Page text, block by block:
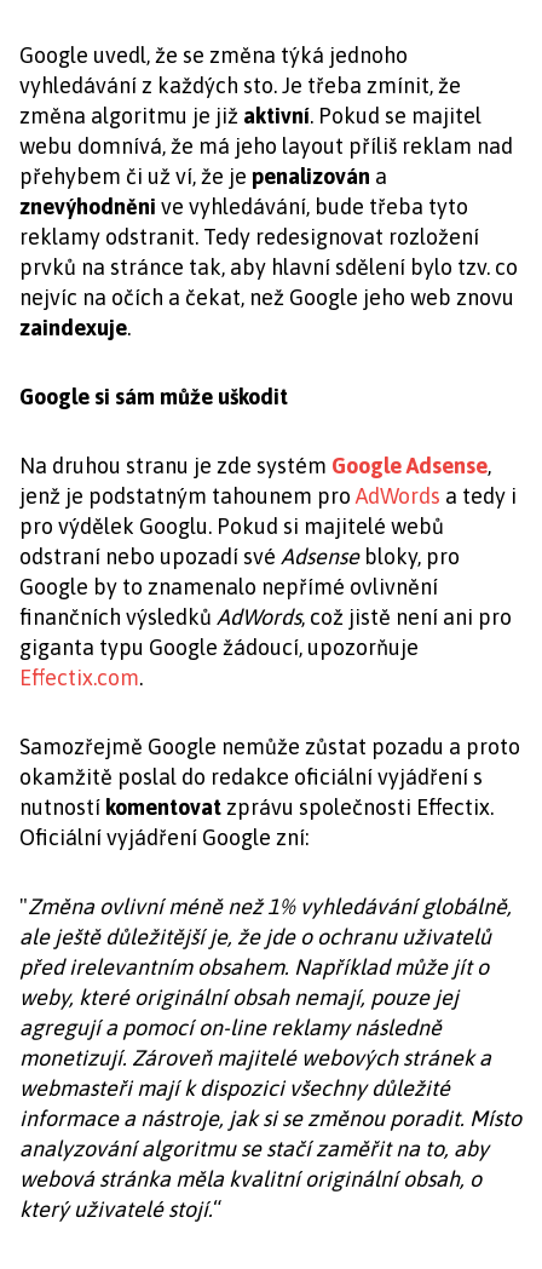
Google uvedl, že se změna týká jednoho
vyhledávání z každých sto. Je třeba zmínit, že
změna algoritmu je již aktivní. Pokud se majitel
webu domnívá, že má jeho layout příliš reklam nad
přehybem či už ví, že je penalizován a
znevýhodněni ve vyhledávání, bude třeba tyto
reklamy odstranit. Tedy redesignovat rozložení
prvků na stránce tak, aby hlavní sdělení bylo tzv. co
nejvíc na očích a čekat, než Google jeho web znovu
zaindexuje.
Google si sám může uškodit
Na druhou stranu je zde systém Google Adsense,
jenž je podstatným tahounem pro AdWords a tedy i
pro výdělek Googlu. Pokud si majitelé webů
odstraní nebo upozadí své Adsensebloky, pro
Google by to znamenalo nepřímé ovlivnění
finančních výsledků AdWords, což jistě není ani pro
giganta typu Google žádoucí, upozorňuje
Effectix.com.
Samozřejmě Google nemůže zůstat pozadu a proto
okamžitě poslal do redakce oficiální vyjádření s
nutností komentovat zprávu společnosti Effectix.
Oficiální vyjádření Google zní:
"Změna ovlivní méně než 1% vyhledávání globálně,
ale ještě důležitější je, že jde o ochranu uživatelů
před irelevantním obsahem. Například může jít o
weby, které originální obsah nemají, pouze jej
agregují a pomocí on-line reklamy následně
monetizují. Zároveň majitelé webových stránek a
webmasteři mají k dispozici všechny důležité
informace a nástroje, jak si se změnou poradit. Místo
analyzování algoritmu se stačí zaměřit na to, aby
webová stránka měla kvalitní originální obsah, o
který uživatelé stojí.“